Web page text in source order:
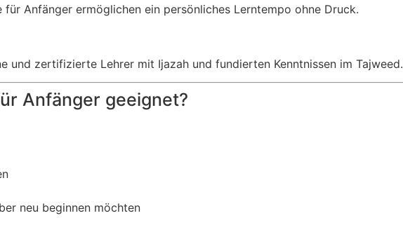
Anfänger ermöglichen ein persönliches Lerntempo ohne Druck.
und zertifizierte Lehrer mit Ijazah und fundierten Kenntnissen im Tajweed.
Anfänger geeignet?
neu beginnen möchten